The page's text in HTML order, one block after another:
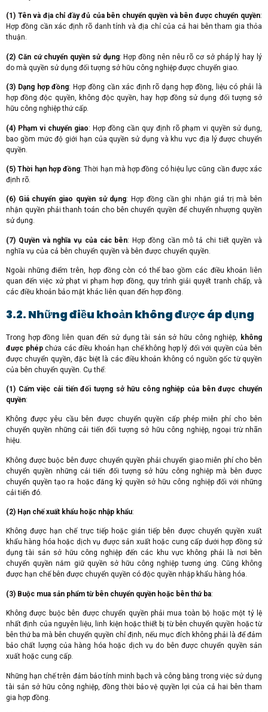
(1) Tên và địa chỉ đầy đủ của bên chuyển quyền và bên được chuyển quyền:
Hợp đồng cần xác định rõ danh tính và địa chỉ của cả hai bên tham gia thỏa
thuận.
(2) Căn cứ chuyển quyền sử dụng: Hợp đồng nên nêu rõ cơ sở pháp lý hay lý
do mà quyền sử dụng đối tượng sở hữu công nghiệp được chuyển giao.
(3) Dạng hợp đồng: Hợp đồng cần xác định rõ dạng hợp đồng, liệu có phải là
hợp đồng độc quyền, không độc quyền, hay hợp đồng sử dụng đối tượng sở
hữu công nghiệp thứ cấp.
(4) Phạm vi chuyển giao: Hợp đồng cần quy định rõ phạm vi quyền sử dụng,
bao gồm mức độ giới hạn của quyền sử dụng và khu vực địa lý được chuyển
quyền.
(5) Thời hạn hợp đồng: Thời hạn mà hợp đồng có hiệu lực cũng cần được xác
định rõ.
(6) Giá chuyển giao quyền sử dụng: Hợp đồng cần ghi nhận giá trị mà bên
nhận quyền phải thanh toán cho bên chuyển quyền để chuyển nhượng quyền
sử dụng.
(7) Quyền và nghĩa vụ của các bên: Hợp đồng cần mô tả chi tiết quyền và
nghĩa vụ của cả bên chuyển quyền và bên được chuyển quyền.
Ngoài những điểm trên, hợp đồng còn có thể bao gồm các điều khoản liên
quan đến việc xử phạt vi phạm hợp đồng, quy trình giải quyết tranh chấp, và
các điều khoản bảo mật khác liên quan đến hợp đồng.
3.2. Những điều khoản không được áp dụng
Trong hợp đồng liên quan đến sử dụng tài sản sở hữu công nghiệp,
không
được phépchứa các điều khoản hạn chế không hợp lý đối với quyền của bên
được chuyển quyền, đặc biệt là các điều khoản không có nguồn gốc từ quyền
của bên chuyển quyền. Cụ thể:
(1) Cấm việc cải tiến đối tượng sở hữu công nghiệp của bên được chuyển
quyền:
Không được yêu cầu bên được chuyển quyền cấp phép miễn phí cho bên
chuyển quyền những cải tiến đối tượng sở hữu công nghiệp, ngoại trừ nhãn
hiệu.
Không được buộc bên được chuyển quyền phải chuyển giao miễn phí cho bên
chuyển quyền những cải tiến đối tượng sở hữu công nghiệp mà bên được
chuyển quyền tạo ra hoặc đăng ký quyền sở hữu công nghiệp đối với những
cải tiến đó.
(2) Hạn chế xuất khẩu hoặc nhập khẩu:
Không được hạn chế trực tiếp hoặc gián tiếp bên được chuyển quyền xuất
khẩu hàng hóa hoặc dịch vụ được sản xuất hoặc cung cấp dưới hợp đồng sử
dụng tài sản sở hữu công nghiệp đến các khu vực không phải là nơi bên
chuyển quyền nắm giữ quyền sở hữu công nghiệp tương ứng. Cũng không
được hạn chế bên được chuyển quyền có độc quyền nhập khẩu hàng hóa.
(3) Buộc mua sản phẩm từ bên chuyển quyền hoặc bên thứ ba:
Không được buộc bên được chuyển quyền phải mua toàn bộ hoặc một tỷ lệ
nhất định của nguyên liệu, linh kiện hoặc thiết bị từ bên chuyển quyền hoặc từ
bên thứ ba mà bên chuyển quyền chỉ định, nếu mục đích không phải là để đảm
bảo chất lượng của hàng hóa hoặc dịch vụ do bên được chuyển quyền sản
xuất hoặc cung cấp.
Những hạn chế trên đảm bảo tính minh bạch và công bằng trong việc sử dụng
tài sản sở hữu công nghiệp, đồng thời bảo vệ quyền lợi của cả hai bên tham
gia hợp đồng.